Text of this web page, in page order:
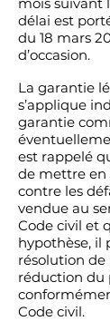
délai est
du 18 mars
d’occasion.
La garantie
s’applique
garantie
est rappelé
de mettre
contre les
vendue au
Code civil et
hypothèse, il
résolution
réduction du
Code civil.